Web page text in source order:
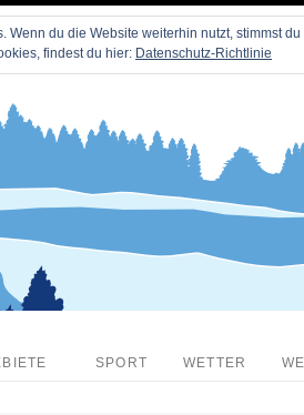
SPORT WETTER
du die Website weiterhin nutzt, stimmst
findest du hier: Datenschutz-Richtlinie